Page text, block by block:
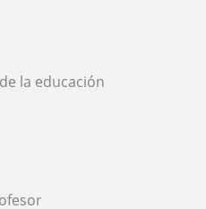
la educación